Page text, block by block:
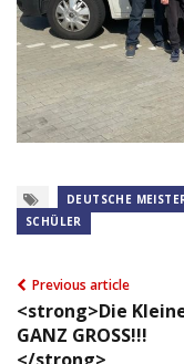
DEUTSCHE
SCHÜLER
Previous article
<strong>Die
GANZ GROSS!!!